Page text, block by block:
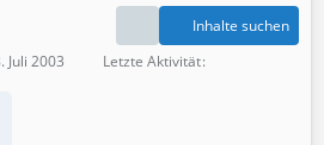
Inhalte suchen
Juli 2003
Letzte Aktivität